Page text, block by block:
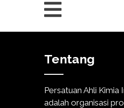
Tentang
Persatuan Ahli Kimia
adalah organisasi